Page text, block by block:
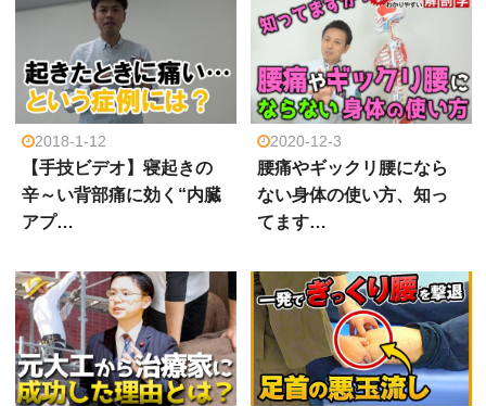
2018-1-12
【手技ビデオ】寝起きの
辛～い背部痛に効く“内臓
アプ…
2020-12-3
腰痛やギックリ腰になら
ない身体の使い方、知っ
てます…